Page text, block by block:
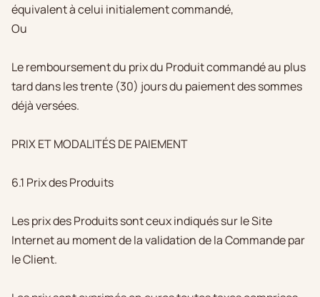
équivalent à celui initialement commandé,
Ou
Le remboursement du prix du Produit commandé au plus
tard dans les trente (30) jours du paiement des sommes
déjà versées.
PRIX ET MODALITÉS DE PAIEMENT
6.1 Prix des Produits
Les prix des Produits sont ceux indiqués sur le Site
Internet au moment de la validation de la Commande par
le Client.